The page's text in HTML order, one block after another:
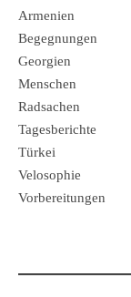
Armenien
Begegnungen
Georgien
Menschen
Radsachen
Tagesberichte
Türkei
Velosophie
Vorbereitungen